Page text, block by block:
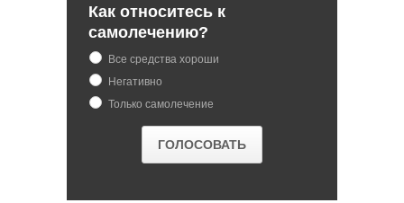
Как относитесь к
самолечению?
Все средства хороши
Негативно
Только самолечение